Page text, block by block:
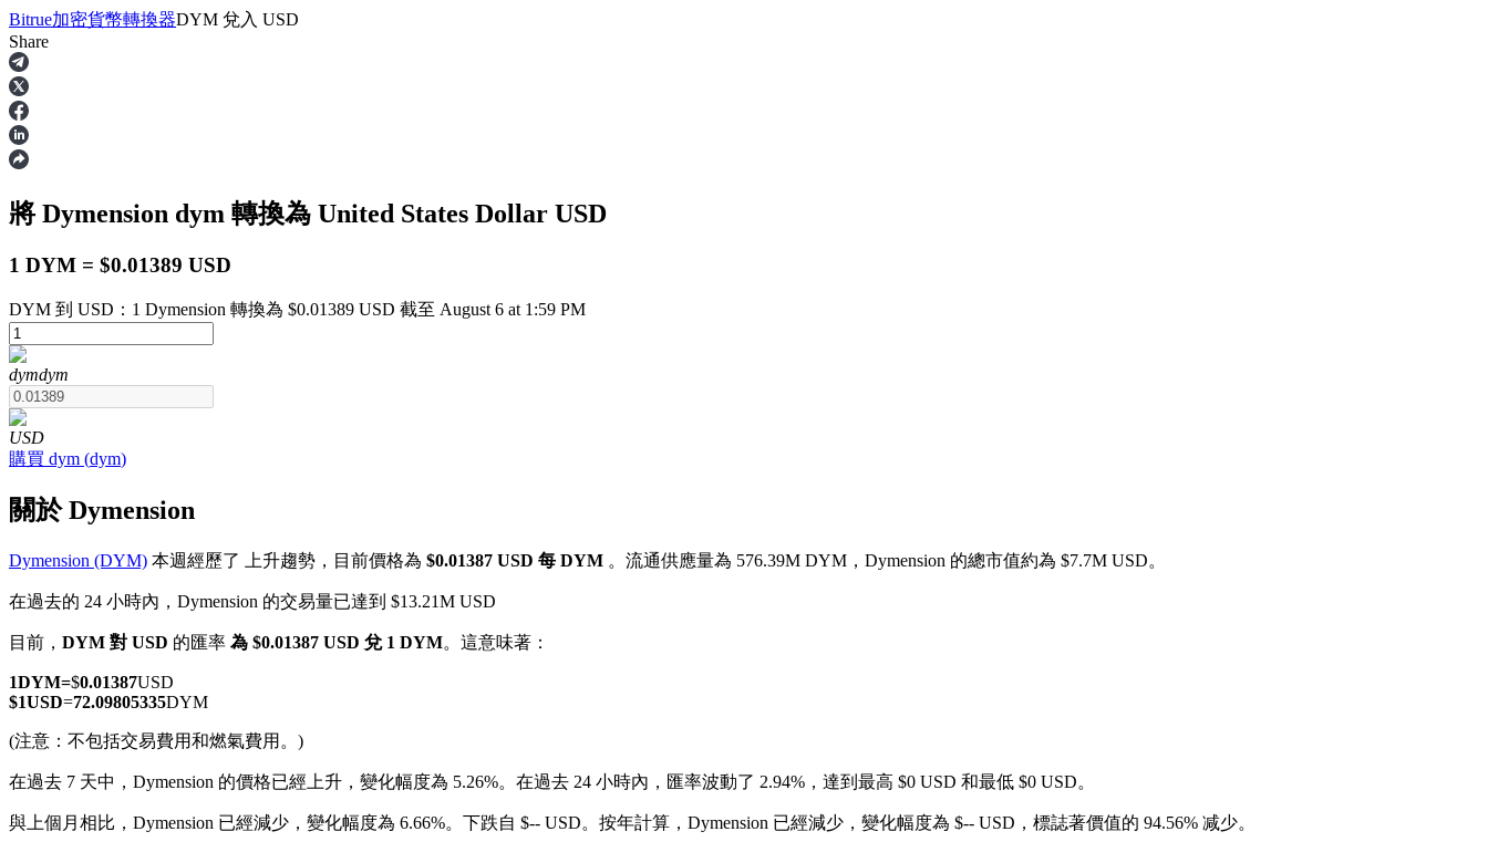
合約
多種以USDT結算的永續合約
TradFi
美股、外匯、貴金屬及大宗商品衍生性商品
Bitrue加密貨幣轉換器DYM 兌入 USD
Share
將 Dymension dym 轉換為 United States Dollar USD
1 DYM = $0.01389 USD
DYM 到 USD：1 Dymension 轉換為 $0.01389 USD 截至 August 6 at 1:59 PM
dymdym
USD
購買 dym (dym)
關於 Dymension
Dymension (DYM) 本週經歷了 上升趨勢，目前價格為 $0.01387 USD 每 DYM 。流通供應量為 576.39M DYM，Dymension 的總市值約為 $7.7M USD。
在過去的 24 小時內，Dymension 的交易量已達到 $13.21M USD
目前， DYM 對 USD 的匯率 為 $0.01387 USD 兌 1 DYM。這意味著：
1DYM=$0.01387USD
$1USD=72.09805335DYM
(注意：不包括交易費用和燃氣費用。)
在過去 7 天中，Dymension 的價格已經上升，變化幅度為 5.26%。 在過去 24 小時內，匯率波動了 2.94%，達到最高 $0 USD 和最低 $0 USD。
與上個月相比，Dymension 已經減少，變化幅度為 6.66%。下跌自 $-- USD。 按年計算，Dymension 已經減少，變化幅度為 $-- USD，標誌著價值的 94.56% 减少。